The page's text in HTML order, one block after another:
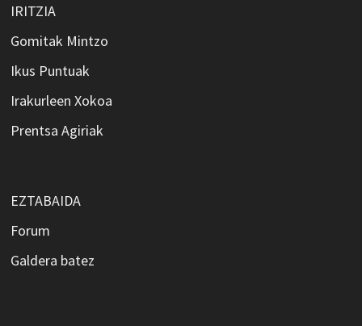
IRITZIA
Gomitak Mintzo
Ikus Puntuak
Irakurleen Xokoa
Prentsa Agiriak
EZTABAIDA
Forum
Galdera batez